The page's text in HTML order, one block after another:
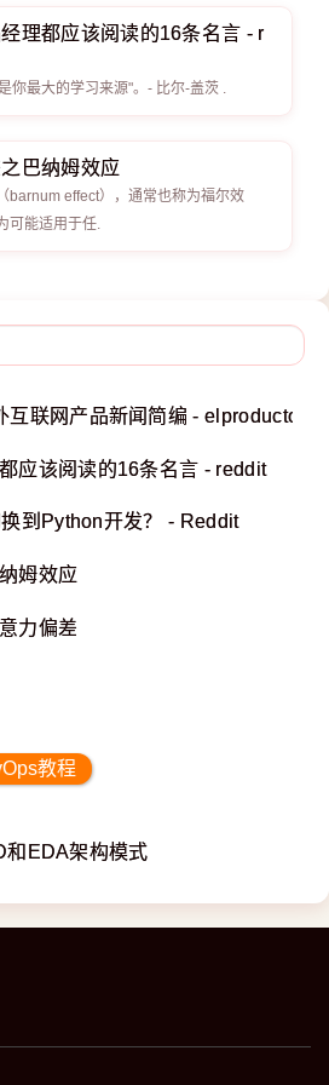
理都应该阅读的16条名言 - r
你最大的学习来源"。- 比尔-盖茨 .
巴纳姆效应
barnum effect），通常也称为福尔效
可能适用于任.
互联网产品新闻简编 - elproducto
应该阅读的16条名言 - reddit
到Python开发？ - Reddit
姆效应
力偏差
教程
和EDA架构模式